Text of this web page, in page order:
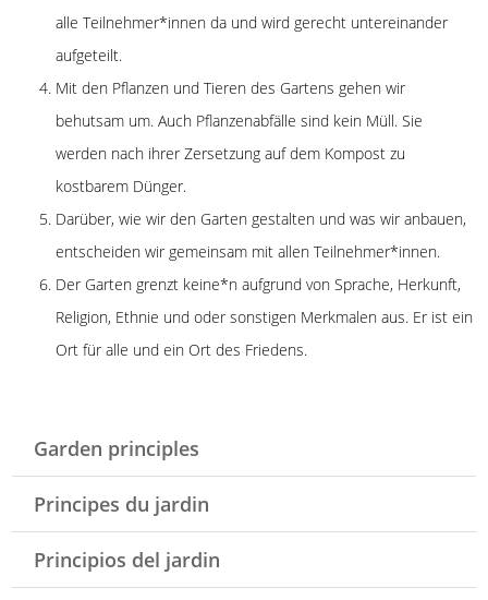
alle Teilnehmer*innen da und wird gerecht untereinander
aufgeteilt.
Mit den Pflanzen und Tieren des Gartens gehen wir
behutsam um. Auch Pflanzenabfälle sind kein Müll. Sie
werden nach ihrer Zersetzung auf dem Kompost zu
kostbarem Dünger.
Darüber, wie wir den Garten gestalten und was wir anbauen,
entscheiden wir gemeinsam mit allen Teilnehmer*innen.
Der Garten grenzt keine*n aufgrund von Sprache, Herkunft,
Religion, Ethnie und oder sonstigen Merkmalen aus. Er ist ein
Ort für alle und ein Ort des Friedens.
Garden principles
Principes du jardin
Principios del jardin